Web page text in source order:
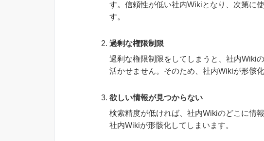
す。信頼性が低い社内Wikiとなり、次第に
す。
過剰な権限制限
過剰な権限制限をしてしまうと、社内Wiki
活かせません。そのため、社内Wikiが形骸
欲しい情報が見つからない
検索精度が低ければ、社内Wikiのどこに情
社内Wikiが形骸化してしまいます。